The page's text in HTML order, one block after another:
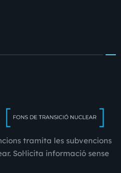
tramita les subvencions
Sol·licita informació sense